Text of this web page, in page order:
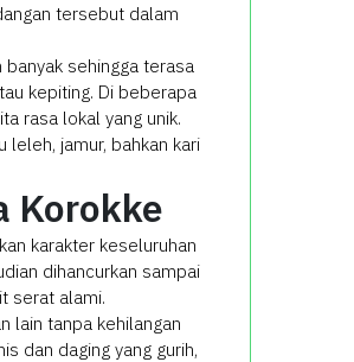
tersebut dalam
sehingga terasa
kepiting. Di beberapa
rasa lokal yang unik.
jamur, bahkan kari
Korokke
karakter keseluruhan
dihancurkan sampai
serat alami.
lain tanpa kehilangan
dan daging yang gurih,